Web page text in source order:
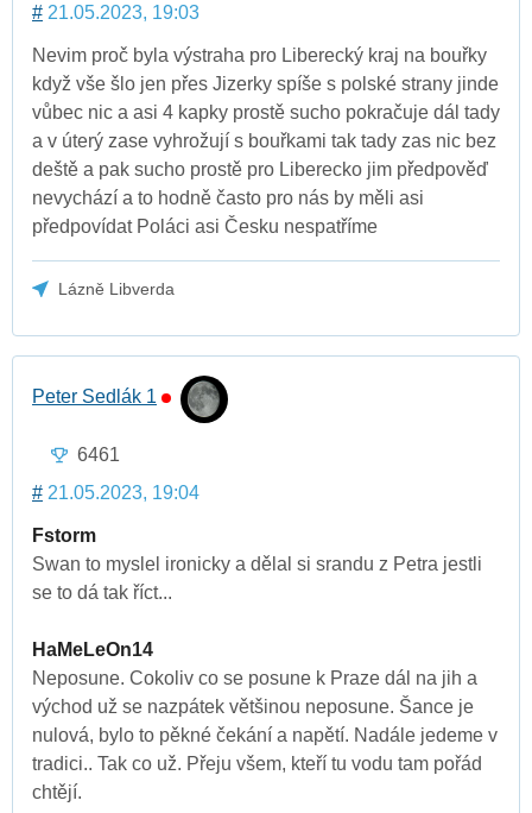
# 21.05.2023, 19:03
Nevim proč byla výstraha pro Liberecký kraj na bouřky
když vše šlo jen přes Jizerky spíše s polské strany jinde
vůbec nic a asi 4 kapky prostě sucho pokračuje dál tady
a v úterý zase vyhrožují s bouřkami tak tady zas nic bez
deště a pak sucho prostě pro Liberecko jim předpověď
nevychází a to hodně často pro nás by měli asi
předpovídat Poláci asi Česku nespatříme
Lázně Libverda
Peter Sedlák 1
6461
# 21.05.2023, 19:04
Fstorm
Swan to myslel ironicky a dělal si srandu z Petra jestli
se to dá tak říct...
HaMeLeOn14
Neposune. Cokoliv co se posune k Praze dál na jih a
východ už se nazpátek většinou neposune. Šance je
nulová, bylo to pěkné čekání a napětí. Nadále jedeme v
tradici.. Tak co už. Přeju všem, kteří tu vodu tam pořád
chtějí.